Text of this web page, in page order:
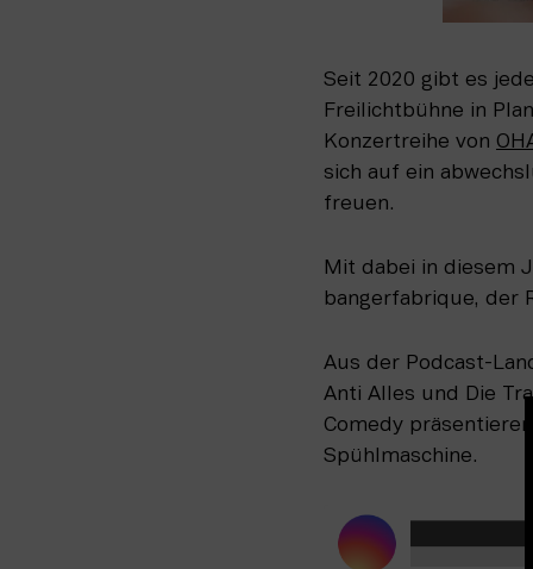
Seit 2020 gibt es
Freilichtbühne in
Konzertreihe von
sich auf ein
freuen.
Mit dabei in diesem
bangerfabrique, der
Aus der Podcast-
Anti Alles und Die
Comedy
Spühlmaschine.